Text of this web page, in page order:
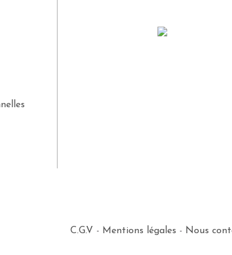
C.G.V - Mentions légales - Nous